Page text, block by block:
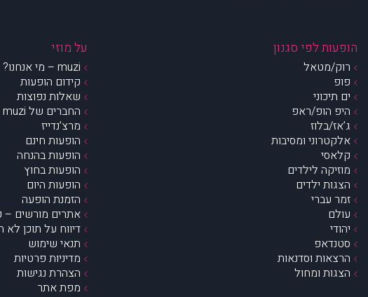
הופעות לפי סגנון
רוק/מטאל
פופ
ים תיכוני
היפ הופ/ראפ
ג’אז/בלוז
אלקטרוני ומסיבות
קלאסי
מוזיקה לילדים
הצגות ילדים
זמר עברי
עולם
יהודי
סטנדאפ
הרצאות וסדנאות
הצגות ומחול
על מוזי
muzi – מי אנחנו?
קידום הופעות
שאלות נפוצות
החברים של muzi
מרצ’נדייז
הופעות חינם
הופעות בהנחה
הופעות בחוץ
הופעות היום
הזמנת הופעה
אתרים מורשים –
דיווח על תוכן לא
תנאי שימוש
מדיניות פרטיות
הצהרת נגישות
מפת אתר